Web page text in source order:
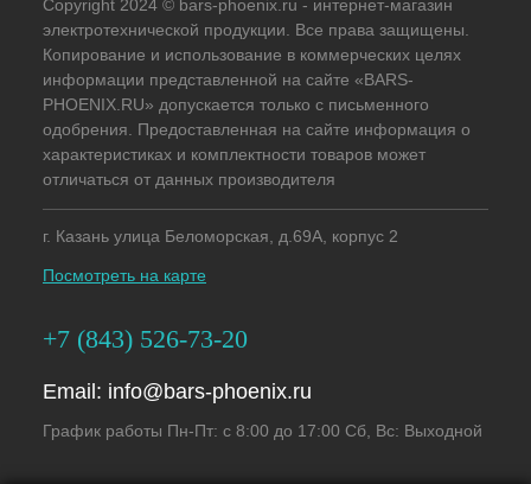
Copyright 2024 © bars-phoenix.ru - интернет-магазин
электротехнической продукции. Все права защищены.
Копирование и использование в коммерческих целях
информации представленной на сайте «BARS-
PHOENIX.RU» допускается только с письменного
одобрения. Предоставленная на сайте информация о
характеристиках и комплектности товаров может
отличаться от данных производителя
г. Казань улица Беломорская, д.69А, корпус 2
Посмотреть на карте
+7 (843) 526-73-20
Email: info@bars-phoenix.ru
График работы Пн-Пт: с 8:00 до 17:00 Сб, Вс: Выходной